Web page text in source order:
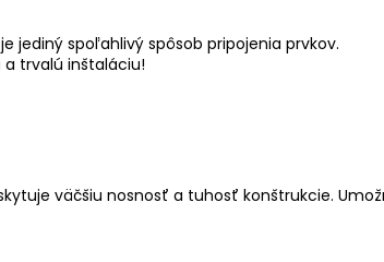
jediný spoľahlivý spôsob pripojenia prvkov.
a trvalú inštaláciu!
väčšiu nosnosť a tuhosť konštrukcie.